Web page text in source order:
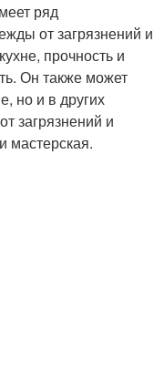
ряд
от загрязнений и
прочность и
Он также может
но и в других
загрязнений и
мастерская.